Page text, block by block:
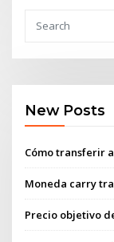
New Posts
Cómo transferir
Moneda carry
Precio objetivo